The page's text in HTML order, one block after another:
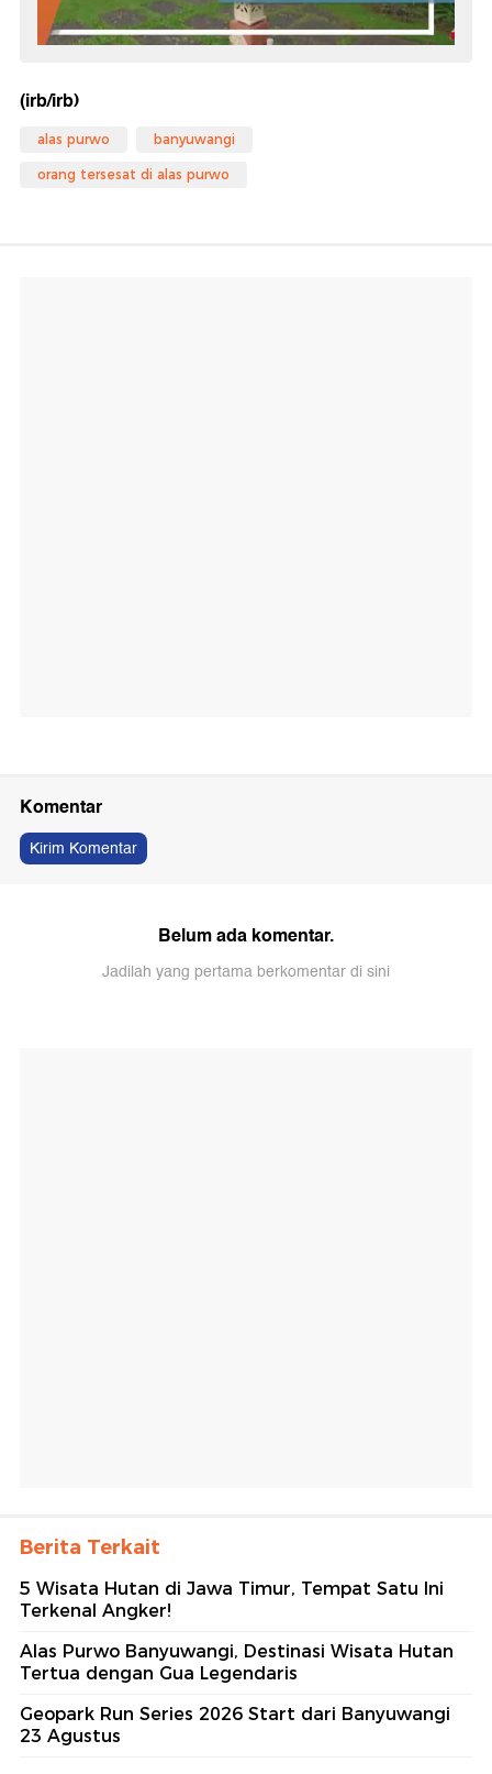
(irb/irb)
alas purwo banyuwangi
orang tersesat di alas purwo
Komentar
Kirim Komentar
Belum ada komentar.
Jadilah yang pertama berkomentar di sini
Berita Terkait
5 Wisata Hutan di Jawa Timur, Tempat Satu Ini
Terkenal Angker!
Alas Purwo Banyuwangi, Destinasi Wisata Hutan
Tertua dengan Gua Legendaris
Geopark Run Series 2026 Start dari Banyuwangi
23 Agustus